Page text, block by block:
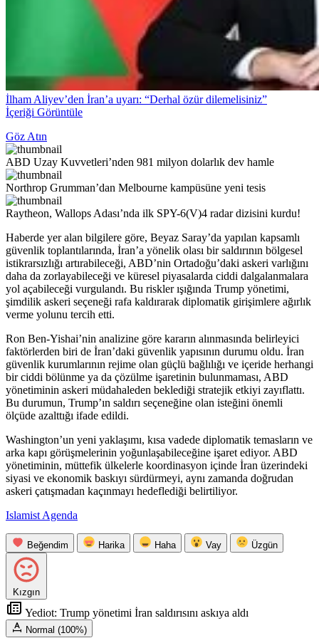
İlham Aliyev’den İran’a uyarı: “Derhal özür dilemelisiniz”
İçeriği Görüntüle
Göz Atın
ABD Uzay Kuvvetleri’nden 981 milyon dolarlık dev hamle
Northrop Grumman’dan Melbourne kampüsüne yeni tesis
Raytheon, Wallops Adası’nda ilk SPY-6(V)4 radar dizisini kurdu!
Haberde yer alan bilgilere göre, Beyaz Saray’da yapılan kapsamlı
güvenlik toplantılarında, İran’a yönelik olası bir saldırının bölgesel
istikrarsızlığı artırabileceği, ABD’nin Ortadoğu’daki askeri varlığını
daha da zorlayabileceği ve küresel piyasalarda ciddi dalgalanmalara
yol açabileceği vurgulandı. Bu riskler ışığında Trump yönetimi,
şimdilik askeri seçeneği rafa kaldırarak diplomatik girişimlere ağırlık
verme yolunu tercih etti.
Ron Ben-Yishai’nin analizine göre kararın alınmasında belirleyici
faktörlerden biri de İran’daki güvenlik yapısının durumu oldu. İran
güvenlik kurumlarının rejime olan güçlü bağlılığı ve içeride herhangi
bir ciddi bölünme ya da çözülme işaretinin bulunmaması, ABD
yönetiminin askeri müdahaleden beklediği stratejik etkiyi zayıflattı.
Bu durumun, Trump’ın saldırı seçeneğine olan isteğini önemli
ölçüde azalttığı ifade edildi.
Washington’un yeni yaklaşımı, kısa vadede diplomatik temasların ve
arka kapı görüşmelerinin yoğunlaşabileceğine işaret ediyor. ABD
yönetiminin, müttefik ülkelerle koordinasyon içinde İran üzerindeki
siyasi ve ekonomik baskıyı sürdürmeyi, aynı zamanda doğrudan
askeri çatışmadan kaçınmayı hedeflediği belirtiliyor.
Islamist Agenda
Beğendim Harika Haha Vay Üzgün
Kızgın
Yediot: Trump yönetimi İran saldırısını askıya aldı
Normal (100%)